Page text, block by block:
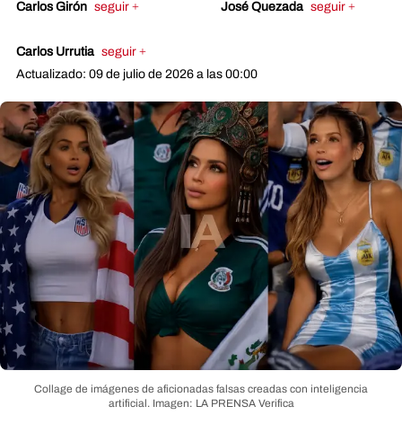
Carlos Girón seguir + José Quezada seguir +
Carlos Urrutia seguir +
Actualizado: 09 de julio de 2026 a las 00:00
Collage de imágenes de aficionadas falsas creadas con inteligencia
artificial. Imagen: LA PRENSA Verifica